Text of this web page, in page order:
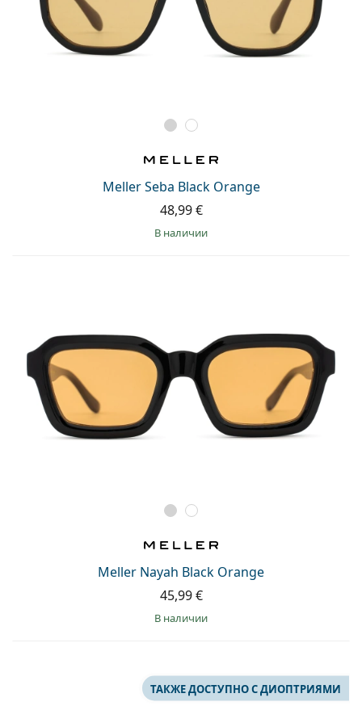
Meller Seba Black Orange
48,99 €
в наличии
Meller Nayah Black Orange
45,99 €
в наличии
ТАКЖЕ ДОСТУПНО С ДИОПТРИЯМИ